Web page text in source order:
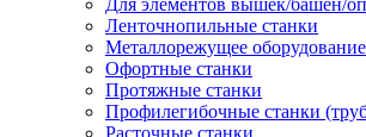
Для элементов вышек/башен/
Ленточнопильные станки
Металлорежущее оборудование
Офортные станки
Протяжные станки
Профилегибочные станки
Расточные станки